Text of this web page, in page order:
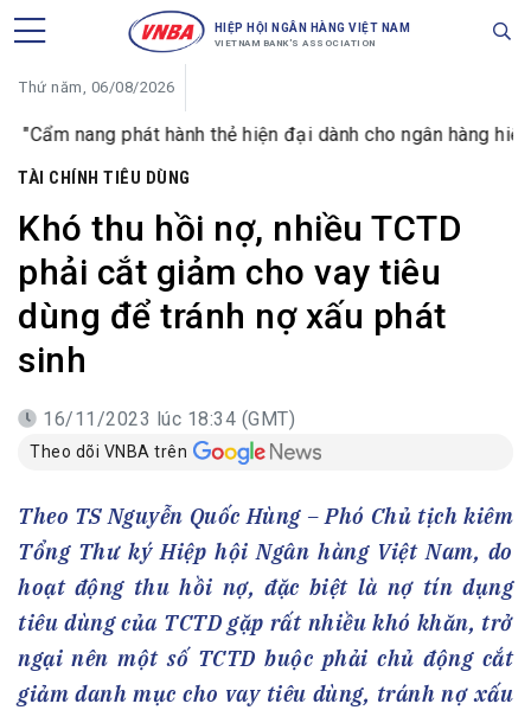
HIỆP HỘI NGÂN HÀNG VIỆT NAM
VIETNAM BANK'S ASSOCIATION
Thứ năm, 06/08/2026
hành thẻ hiện đại dành cho ngân hàng hiện đại" Cổ
TÀI CHÍNH TIÊU DÙNG
Khó thu hồi nợ, nhiều TCTD
phải cắt giảm cho vay tiêu
dùng để tránh nợ xấu phát
sinh
16/11/2023 lúc 18:34 (GMT)
Theo dõi VNBA trên
Theo TS Nguyễn Quốc Hùng – Phó Chủ tịch kiêm
Tổng Thư ký Hiệp hội Ngân hàng Việt Nam, do
hoạt động thu hồi nợ, đặc biệt là nợ tín dụng
tiêu dùng của TCTD gặp rất nhiều khó khăn, trở
ngại nên một số TCTD buộc phải chủ động cắt
giảm danh mục cho vay tiêu dùng, tránh nợ xấu